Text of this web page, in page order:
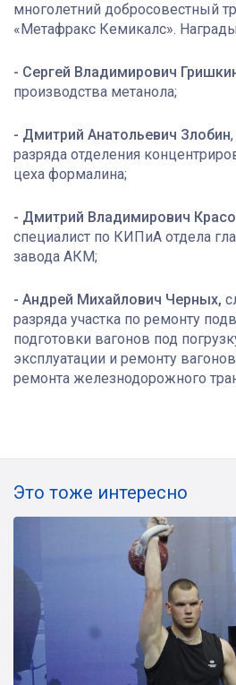
многолетний добросовестный
«Метафракс Кемикалс».
- Сергей Владимирович
производства метанола;
- Дмитрий Анатольевич Злобин
разряда отделения
цеха формалина;
- Дмитрий Владимирович
специалист по КИПиА отдела
завода АКМ;
- Андрей Михайлович Черных,
разряда участка по ремонту
подготовки вагонов под
эксплуатации и ремонту
ремонта железнодорожного
Это тоже интересно